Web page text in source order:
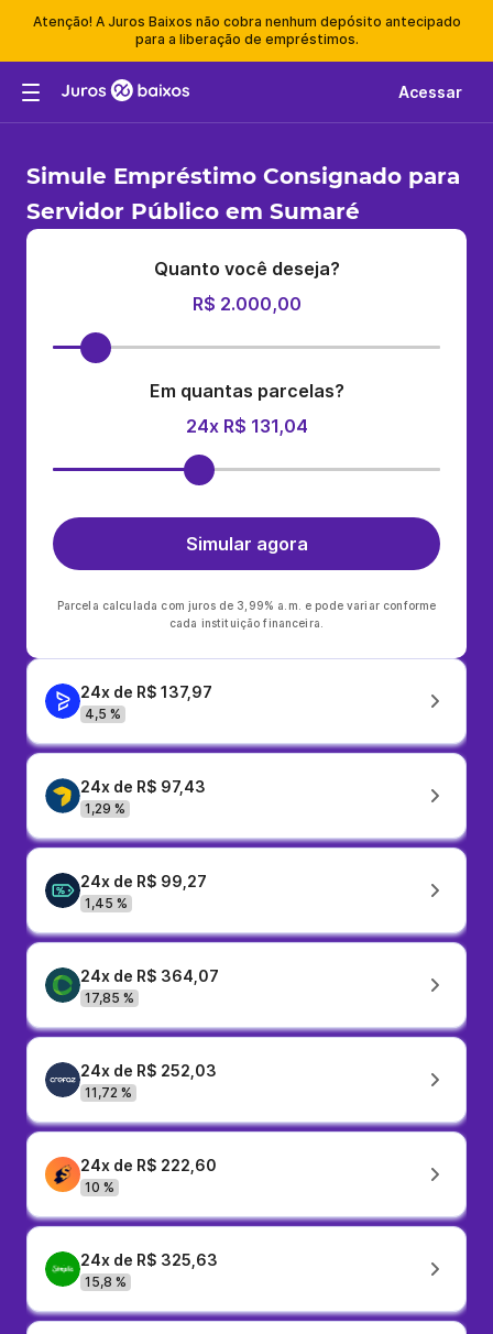
Atenção! A Juros Baixos não cobra nenhum depósito antecipado
para a liberação de empréstimos.
Acessar
Simule Empréstimo Consignado para
Servidor Público em Sumaré
Quanto você deseja?
R$ 2.000,00
Em quantas parcelas?
24x R$ 131,04
Simular agora
Parcela calculada com juros de 3,99% a.m. e pode variar conforme
cada instituição financeira.
24x de R$ 137,97
4,5 %
24x de R$ 97,43
1,29 %
24x de R$ 99,27
1,45 %
24x de R$ 364,07
17,85 %
24x de R$ 252,03
11,72 %
24x de R$ 222,60
10 %
24x de R$ 325,63
15,8 %